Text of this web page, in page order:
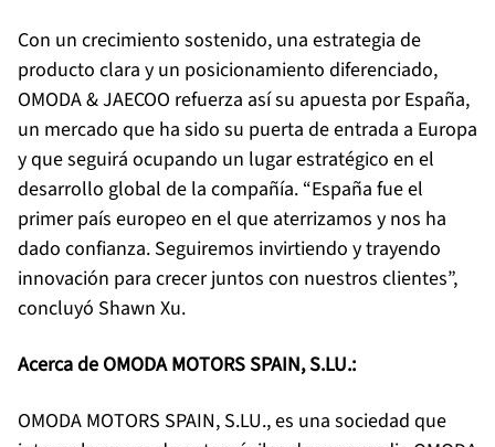
Con un crecimiento sostenido, una estrategia de
producto clara y un posicionamiento diferenciado,
OMODA & JAECOO refuerza así su apuesta por España,
un mercado que ha sido su puerta de entrada a Europa
y que seguirá ocupando un lugar estratégico en el
desarrollo global de la compañía. “España fue el
primer país europeo en el que aterrizamos y nos ha
dado confianza. Seguiremos invirtiendo y trayendo
innovación para crecer juntos con nuestros clientes”,
concluyó Shawn Xu.
Acerca de OMODA MOTORS SPAIN, S.LU.:
OMODA MOTORS SPAIN, S.LU., es una sociedad que